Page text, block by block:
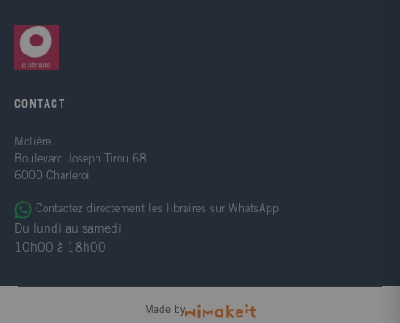
CONTACT
Molière
Boulevard Joseph Tirou 68
6000 Charleroi
Contactez directement les libraires sur WhatsApp
Du lundi au samedi
10h00 à 18h00
Made by